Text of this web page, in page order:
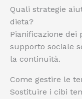
Quali strategie
dieta?
Pianificazione dei
supporto sociale
la continuità.
Come gestire le
Sostituire i cibi